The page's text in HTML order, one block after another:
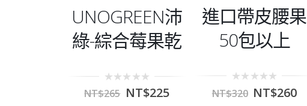
UNOGREEN沛
綠-綜合莓果乾
0
out
NT$265 NT$225
進口帶皮腰果
50包以上
0
out
NT$320 NT$260